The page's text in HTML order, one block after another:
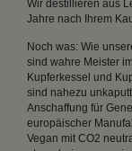
Wir destillieren aus
Jahre nach Ihrem
Noch was: Wie
sind wahre Meister
Kupferkessel und
sind nahezu
Anschaffung für
europäischer
Vegan mit CO2